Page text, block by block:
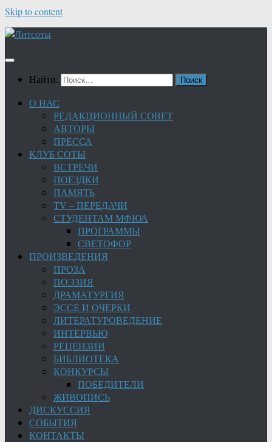
Skip to content
Найти:
О НАС
РЕДАКЦИОННЫЙ СОВЕТ
АВТОРЫ
ПРЕССА
КЛУБ СОТЫ
ВСТРЕЧИ
ПОЕЗДКИ
ПАМЯТЬ
TV – ПЕРЕДАЧИ
СТУДЕНТАМ МФЮА
ПРОГРАММЫ
СВЕТОФОР
ПРОИЗВЕДЕНИЯ
ПРОЗА
ПОЭЗИЯ
ДРАМАТУРГИЯ
ЭССЕ И ОЧЕРКИ
ЛИТЕРАТУРОВЕДЕНИЕ
ИНТЕРВЬЮ
РЕЦЕНЗИИ
БИБЛИОТЕКА
КОНКУРСЫ
ПОБЕДИТЕЛИ
ЖИВОПИСЬ
ДИСКУССИЯ
СОБЫТИЯ
КОНТАКТЫ